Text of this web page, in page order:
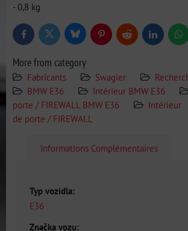
- 0,8 kg
FacebookTwitter BlueskyPinterestReddit LinkedIn
More from category
Fabricants Swagier
BMW E36
Intérieur BMW E36
porte / FIREWALL BMW E36
Intérieur
de porte / FIREWALL
Informations Complémentaires
Typ vozidla:
E36
Značka vozu: